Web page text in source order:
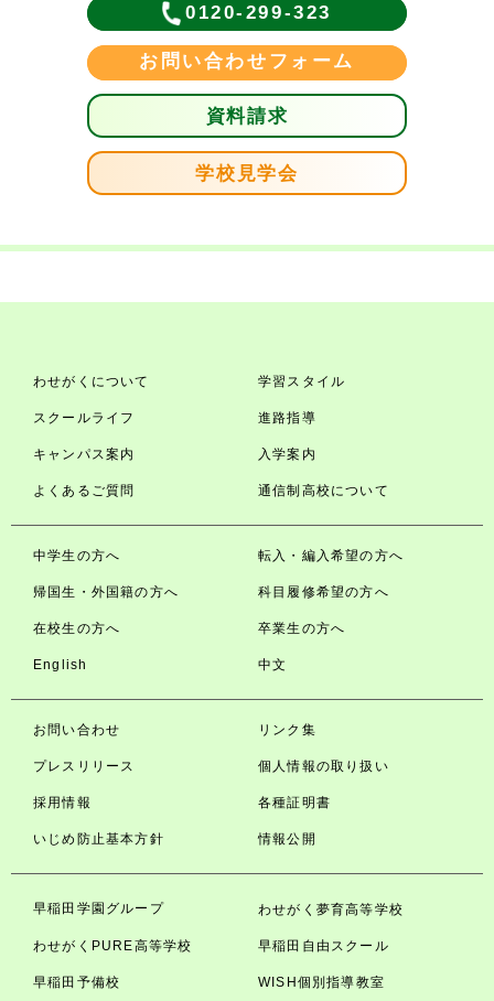
0120-299-323
お問い合わせフォーム
資料請求
学校見学会
わせがくについて 学習スタイル
スクールライフ 進路指導
キャンパス案内 入学案内
よくあるご質問 通信制高校について
中学生の方へ 転入・編入希望の方へ
帰国生・外国籍の方へ 科目履修希望の方へ
在校生の方へ 卒業生の方へ
English 中文
お問い合わせ リンク集
プレスリリース 個人情報の取り扱い
採用情報 各種証明書
いじめ防止基本方針 情報公開
早稲田学園グループ わせがく夢育高等学校
わせがくPURE高等学校 早稲田自由スクール
早稲田予備校 WISH個別指導教室